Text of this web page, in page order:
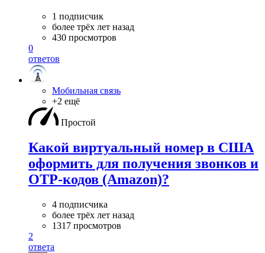
1 подписчик
более трёх лет назад
430 просмотров
0
ответов
Мобильная связь
+2 ещё
Простой
Какой виртуальный номер в США
оформить для получения звонков и
OTP-кодов (Amazon)?
4 подписчика
более трёх лет назад
1317 просмотров
2
ответа